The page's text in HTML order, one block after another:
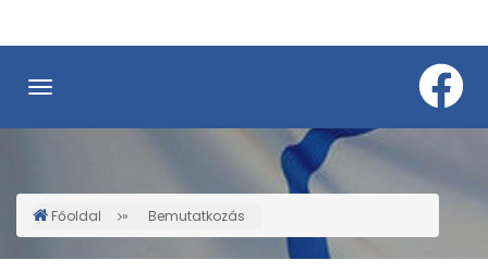
Morzsa
Főoldal Bemutatkozás